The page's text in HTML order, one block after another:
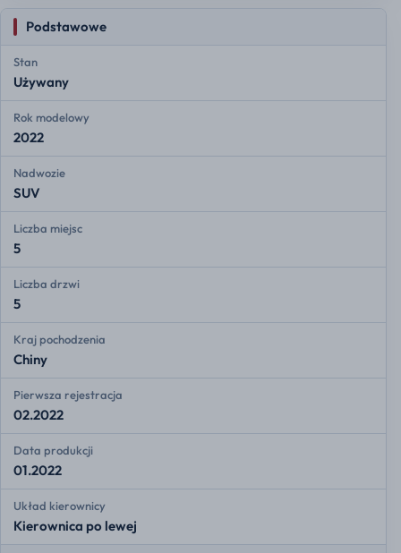
Podstawowe
Stan
Używany
Rok modelowy
2022
Nadwozie
SUV
Liczba miejsc
5
Liczba drzwi
5
Kraj pochodzenia
Chiny
Pierwsza rejestracja
02.2022
Data produkcji
01.2022
Układ kierownicy
Kierownica po lewej